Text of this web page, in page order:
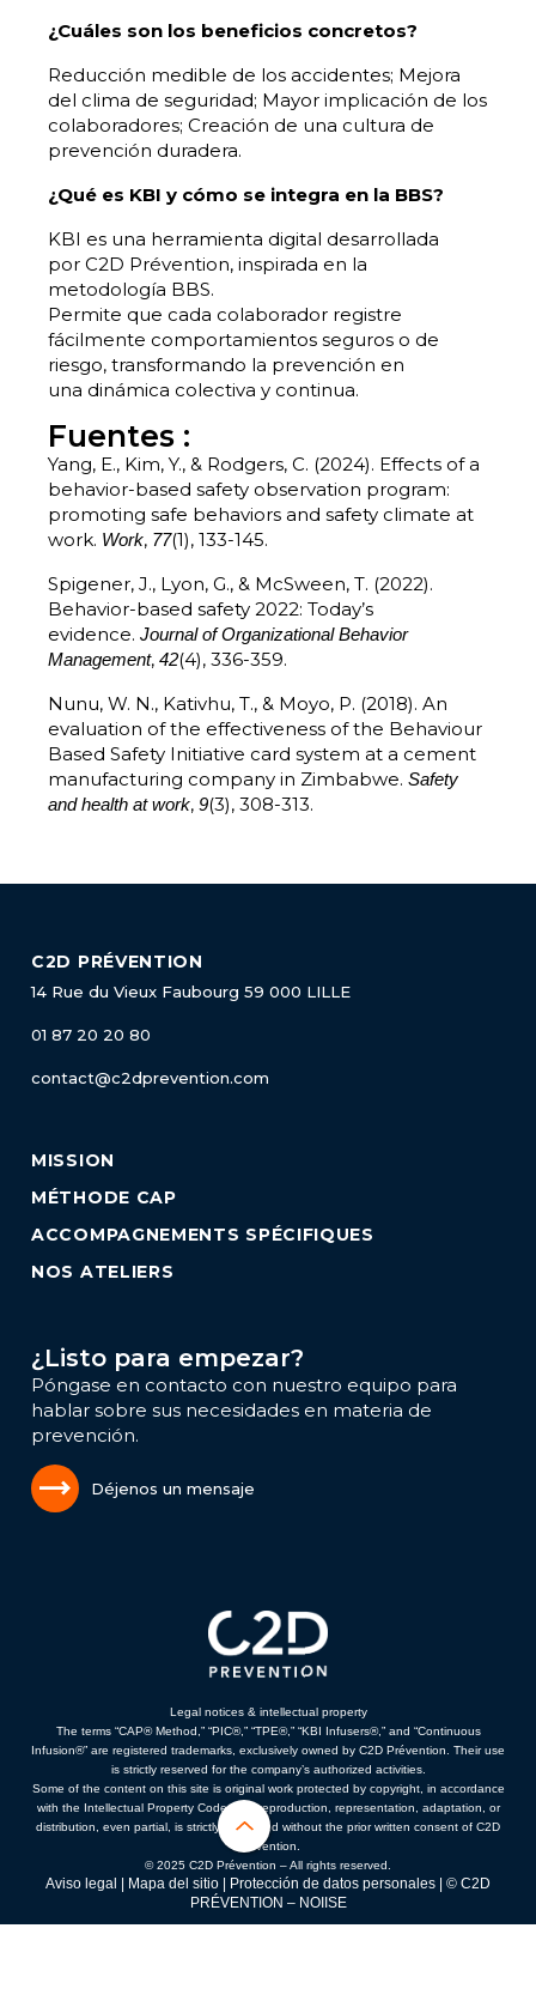
¿Cuáles son los beneficios concretos?
Reducción medible de los accidentes; Mejora
del clima de seguridad; Mayor implicación de los
colaboradores; Creación de una cultura de
prevención duradera.
¿Qué es KBI y cómo se integra en la BBS?
KBI es una herramienta digital desarrollada
por C2D Prévention, inspirada en la
metodología BBS.
Permite que cada colaborador registre
fácilmente comportamientos seguros o de
riesgo, transformando la prevención en
una dinámica colectiva y continua.
Fuentes :
Yang, E., Kim, Y., & Rodgers, C. (2024). Effects of a
behavior-based safety observation program:
promoting safe behaviors and safety climate at
work. Work, 77(1), 133-145.
Spigener, J., Lyon, G., & McSween, T. (2022).
Behavior-based safety 2022: Today’s
evidence. Journal of Organizational Behavior
Management, 42(4), 336-359.
Nunu, W. N., Kativhu, T., & Moyo, P. (2018). An
evaluation of the effectiveness of the Behaviour
Based Safety Initiative card system at a cement
manufacturing company in Zimbabwe. Safety
and health at work, 9(3), 308-313.
C2D PRÉVENTION
14 Rue du Vieux Faubourg 59 000 LILLE
01 87 20 20 80
contact@c2dprevention.com
MISSION
MÉTHODE CAP
ACCOMPAGNEMENTS SPÉCIFIQUES
NOS ATELIERS
¿Listo para empezar?
Póngase en contacto con nuestro equipo para
hablar sobre sus necesidades en materia de
prevención.
Déjenos un mensaje
Legal notices & intellectual property
The terms “CAP® Method,” “PIC®,” “TPE®,” “KBI Infusers®,” and “Continuous
Infusion®” are registered trademarks, exclusively owned by C2D Prévention. Their use
is strictly reserved for the company’s authorized activities.
Some of the content on this site is original work protected by copyright, in accordance
with the Intellectual Property Code. Any reproduction, representation, adaptation, or
distribution, even partial, is strictly prohibited without the prior written consent of C2D
Prévention.
© 2025 C2D Prévention – All rights reserved.
Aviso legal | Mapa del sitio | Protección de datos personales | © C2D
PRÉVENTION – NOIISE